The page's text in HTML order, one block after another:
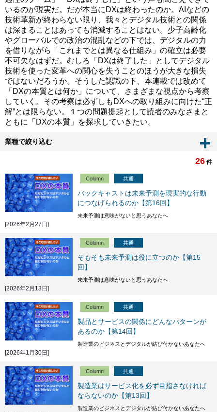
いるのが現実だ。だが本当にDXは終わったのか。AIなどの
技術革新が終わらない限り、我々とデジタル技術との関係
は深まることはあっても消滅することはない。少子高齢化
やグローバルでの政治の混乱などの下では、デジタルの力
を借りながら「これまでとは異なる仕組み」の確立は必要
不可欠なはずだ。むしろ「DXは終了した」としてデジタル
技術を使った変革への関心を失うことのほうが大きな損失
ではないだろうか。そうした認識の下、本連載では改めて
「DXの本質とは何か」について、さまざまな視点から考察
していく。その考察は必ずしもDXへの取り組みに向けた“正
解”とは限らない。１つの問題提起として読者のみなさまと
ともに「DXの本質」を探求していきたい。
業種で絞り込む
26 件
Column 共通
バックキャストは未来予測を現実的な行動
につなげられるのか【第16回】
未来予測は意味がないと思うあなたへ
[2026年2月27日]
Column 共通
そもそも未来予測は役に立つのか【第15
回】
未来予測は意味がないと思うあなたへ
[2026年2月13日]
Column 共通
製品とサービスの関係にどんなパターンが
あるのか【第14回】
製造業のビジネスとデジタルが結び付かないあなたへ
[2026年1月30日]
Column 共通
製造業はサービス化を必ず目指さなければ
ならないのか【第13回】
製造業のビジネスとデジタルが結び付かないあなたへ